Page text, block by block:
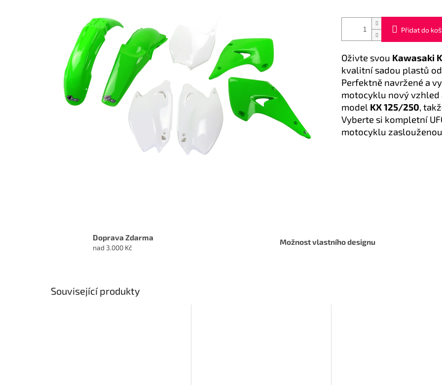
cena:
Přidat do
Oživte svou Kawasaki
kvalitní sadou plastů
Perfektně navržené a
motocyklu nový vzhled
model KX 125/250,
Vyberte si kompletní
motocyklu
Doprava Zdarma
nad 3.000 Kč
Možnost vlastního designu
Související produkty